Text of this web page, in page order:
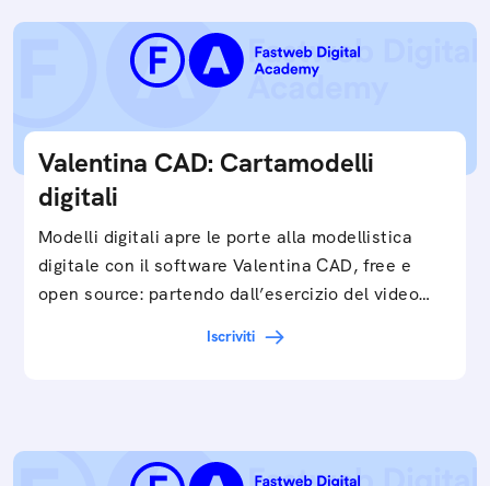
Valentina CAD: Cartamodelli
digitali
Modelli digitali apre le porte alla modellistica
digitale con il software Valentina CAD, free e
open source: partendo dall’esercizio del video…
Iscriviti